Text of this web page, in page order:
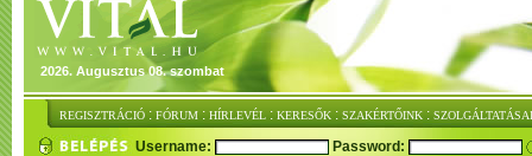
2026. Augusztus 08. szombat
REGISZTRÁCIÓ : FÓRUM : HÍRLEVÉL : KERESŐK : SZAKÉRTŐINK :
Username:
Password: